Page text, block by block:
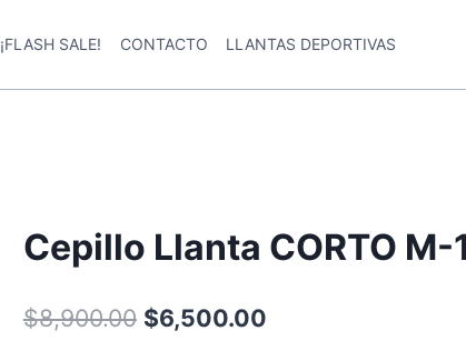
¡FLASH SALE! CONTACTO LLANTAS DEPORTIVAS
Cepillo Llanta CORTO M-
$8,900.00 $6,500.00